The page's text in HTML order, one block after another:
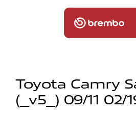
Toyota Camry
(_v5_) 09/11 02/